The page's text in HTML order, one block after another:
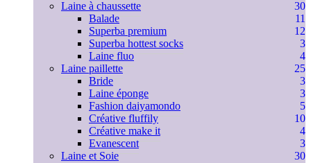
Laine à chaussette
30
Balade
11
Superba premium
12
Superba hottest socks
3
Laine fluo
4
Laine paillette
25
Bride
3
Laine éponge
3
Fashion daiyamondo
5
Créative fluffily
10
Créative make it
4
Evanescent
3
Laine et Soie
30